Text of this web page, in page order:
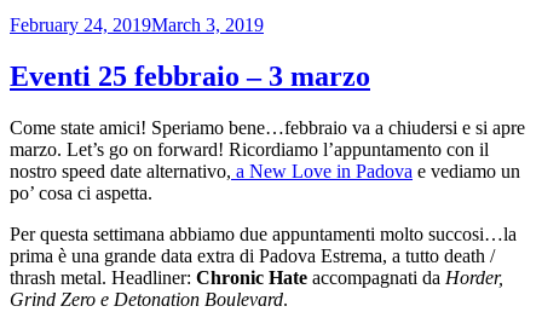
Posted
February 24, 2019March 3, 2019
Eventi 25 febbraio – 3 marzo
Come state amici! Speriamo bene…febbraio va a chiudersi e si apre
marzo. Let’s go on forward! Ricordiamo l’appuntamento con il
nostro speed date alternativo, a New Love in Padova e vediamo un
po’ cosa ci aspetta.
Per questa settimana abbiamo due appuntamenti molto succosi…la
prima è una grande data extra di Padova Estrema, a tutto death /
thrash metal. Headliner: Chronic Hate accompagnati da Horder,
Grind Zero e Detonation Boulevard.